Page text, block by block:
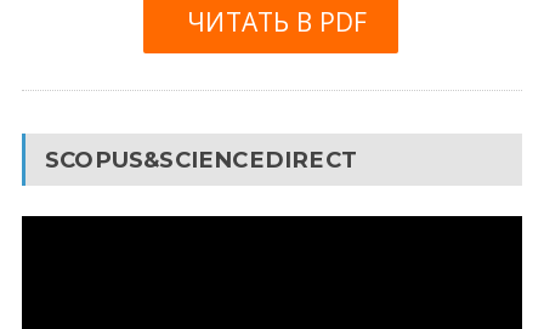
ЧИТАТЬ В PDF
SCOPUS&SCIENCEDIRECT